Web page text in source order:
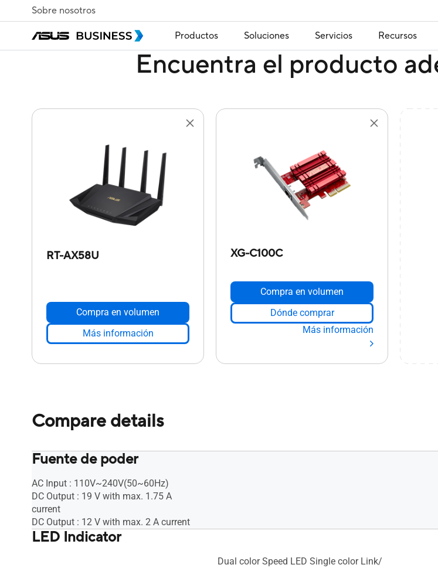
Sobre nosotros
Productos Soluciones Servicios Recursos
Encuentra el producto
RT-AX58U
Compra en volumen
Más información
XG-C100C
Compra en volumen
Dónde comprar
Más información
Compare details
Fuente de poder
AC Input : 110V~240V(50~60Hz)
DC Output : 19 V with max. 1.75 A
current
DC Output : 12 V with max. 2 A current
LED Indicator
Dual color Speed LED Single color Link/